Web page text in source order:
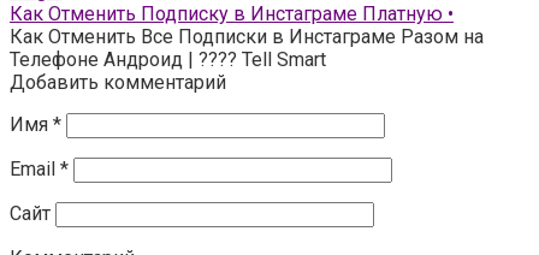
Как Отменить Подписку в Инстаграме Платную •
Как Отменить Все Подписки в Инстаграме Разом на
Телефоне Андроид | ???? Tell Smart
Добавить комментарий
Имя *
Email *
Сайт